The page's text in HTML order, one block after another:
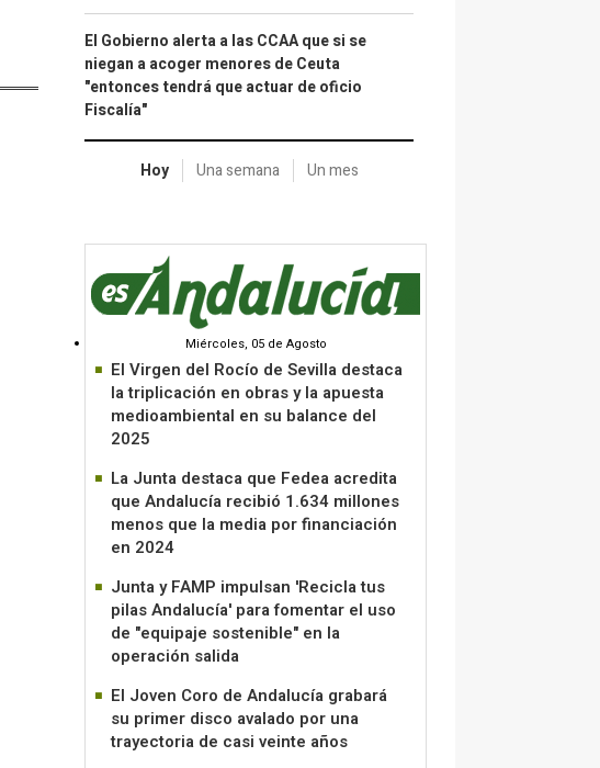
El Gobierno alerta a las CCAA que si se
niegan a acoger menores de Ceuta
"entonces tendrá que actuar de oficio
Fiscalía"
Hoy Una semana Un mes
Miércoles, 05 de Agosto
El Virgen del Rocío de Sevilla destaca
la triplicación en obras y la apuesta
medioambiental en su balance del
2025
La Junta destaca que Fedea acredita
que Andalucía recibió 1.634 millones
menos que la media por financiación
en 2024
Junta y FAMP impulsan 'Recicla tus
pilas Andalucía' para fomentar el uso
de "equipaje sostenible" en la
operación salida
El Joven Coro de Andalucía grabará
su primer disco avalado por una
trayectoria de casi veinte años